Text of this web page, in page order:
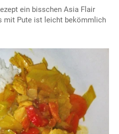
ein bisschen Asia Flair
mit Pute ist leicht bekömmlich